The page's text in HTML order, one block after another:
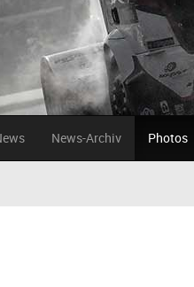
News-Archiv Photos